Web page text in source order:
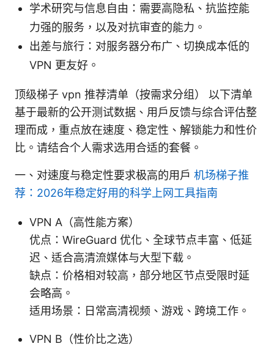
学术研究与信息自由：需要高隐私、抗监控能
力强的服务，以及对抗审查的能力。
出差与旅行：对服务器分布广、切换成本低的
VPN 更友好。
顶级梯子 vpn 推荐清单（按需求分组） 以下清单
基于最新的公开测试数据、用户反馈与综合评估整
理而成，重点放在速度、稳定性、解锁能力和性价
比。请结合个人需求选用合适的套餐。
一、对速度与稳定性要求极高的用户 机场梯子推
荐：2026年稳定好用的科学上网工具指南
VPN A（高性能方案）
优点：WireGuard 优化、全球节点丰富、低延
迟、适合高清流媒体与大型下载。
缺点：价格相对较高，部分地区节点受限时延
会略高。
适用场景：日常高清视频、游戏、跨境工作。
VPN B（性价比之选）